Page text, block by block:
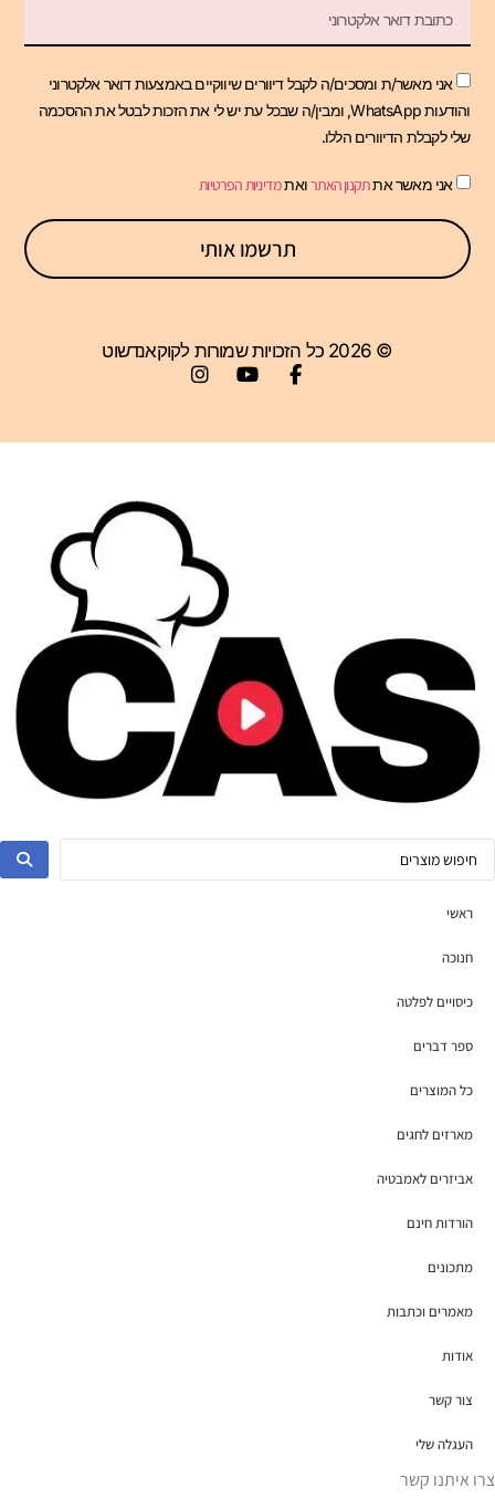
אני מאשר/ת ומסכים/ה לקבל דיוורים שיווקיים באמצעות דואר אלקטרוני
והודעות WhatsApp, ומבין/ה שבכל עת יש לי את הזכות לבטל את ההסכמה
שלי לקבלת הדיוורים הללו.
אני מאשר אתתקנון האתרואתמדיניות הפרטיות
תרשמו אותי
© 2026 כל הזכויות שמורות לקוקאנדשוט
ראשי
חנוכה
כיסויים לפלטה
ספר דברים
כל המוצרים
מארזים לחגים
אביזרים לאמבטיה
הורדות חינם
מתכונים
מאמרים וכתבות
אודות
צור קשר
העגלה שלי
צרו איתנו קשר